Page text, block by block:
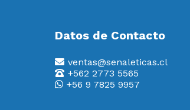
Datos de Contacto
ventas@senaleticas.cl
+562 2773 5565
+56 9 7825 9957